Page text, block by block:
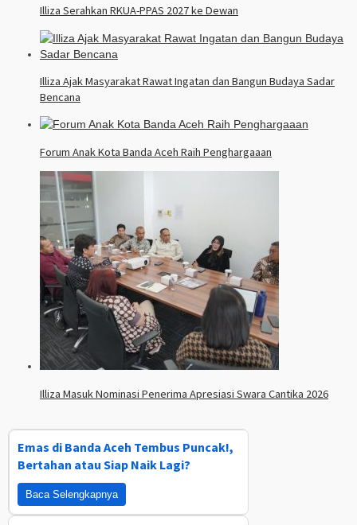
Illiza Serahkan RKUA-PPAS 2027 ke Dewan
Illiza Ajak Masyarakat Rawat Ingatan dan Bangun Budaya Sadar
Bencana
Forum Anak Kota Banda Aceh Raih Penghargaaan
Illiza Masuk Nominasi Penerima Apresiasi Swara Cantika 2026
Emas di Banda Aceh Tembus Puncak!,
Bertahan atau Siap Naik Lagi?
Baca Selengkapnya